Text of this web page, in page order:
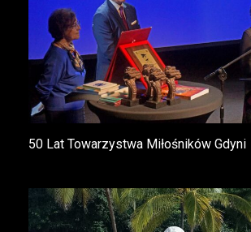
50 Lat Towarzystwa Miłośników Gdyni